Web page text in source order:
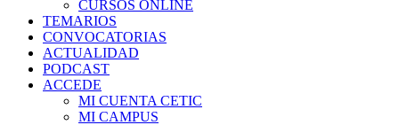
CURSOS ONLINE
TEMARIOS
CONVOCATORIAS
ACTUALIDAD
PODCAST
ACCEDE
MI CUENTA CETIC
MI CAMPUS